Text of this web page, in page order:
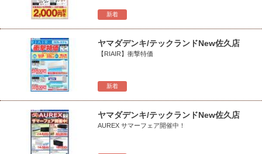
新着
新着
ヤマダデンキ/テックランドNew佐久店
【RIAIR】衝撃特価
ヤマダデンキ/テックランドNew佐久店
AUREX サマーフェア開催中！